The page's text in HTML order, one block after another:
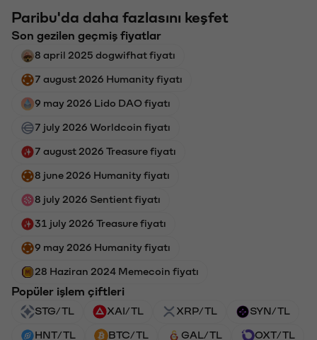
Paribu'da daha fazlasını keşfet
Son gezilen geçmiş fiyatlar
8 april 2025 dogwifhat fiyatı
7 august 2026 Humanity fiyatı
9 may 2026 Lido DAO fiyatı
7 july 2026 Worldcoin fiyatı
7 august 2026 Treasure fiyatı
8 june 2026 Humanity fiyatı
8 july 2026 Sentient fiyatı
31 july 2026 Treasure fiyatı
9 may 2026 Humanity fiyatı
28 Haziran 2024 Memecoin fiyatı
Popüler işlem çiftleri
STG/TL XAI/TL XRP/TL SYN/TL
HNT/TL BTC/TL GAL/TL OXT/TL